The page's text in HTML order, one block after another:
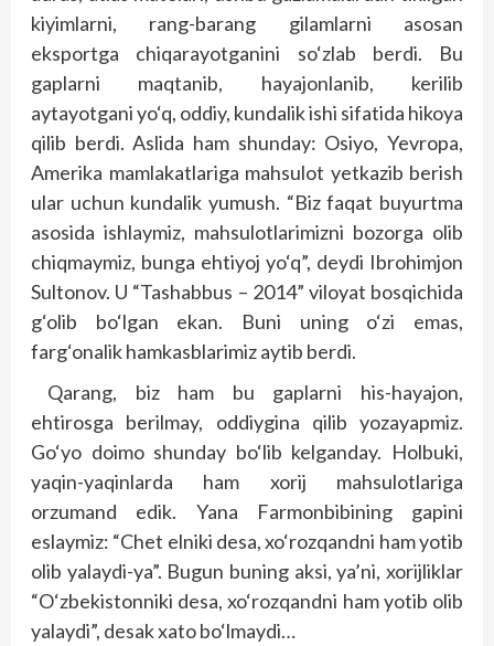
kiyimlarni, rang-barang gilamlarni asosan
eksportga chiqarayotganini so‘zlab berdi. Bu
gaplarni maqtanib, hayajonlanib, kerilib
aytayotgani yo‘q, oddiy, kundalik ishi sifatida hikoya
qilib berdi. Aslida ham shunday: Osiyo, Yevropa,
Amerika mamlakatlariga mahsulot yetkazib berish
ular uchun kundalik yumush. “Biz faqat buyurtma
asosida ishlaymiz, mahsulotlarimizni bozorga olib
chiqmaymiz, bunga ehtiyoj yo‘q”, deydi Ibrohimjon
Sultonov. U “Tashabbus – 2014” viloyat bosqichida
g‘olib bo‘lgan ekan. Buni uning o‘zi emas,
farg‘onalik hamkasblarimiz aytib berdi.
Qarang, biz ham bu gaplarni his-hayajon,
ehtirosga berilmay, oddiygina qilib yozayapmiz.
Go‘yo doimo shunday bo‘lib kelganday. Holbuki,
yaqin-yaqinlarda ham xorij mahsulotlariga
orzumand edik. Yana Farmonbibining gapini
eslaymiz: “Chet elniki desa, xo‘rozqandni ham yotib
olib yalaydi-ya”. Bugun buning aksi, ya’ni, xorijliklar
“O‘zbekistonniki desa, xo‘rozqandni ham yotib olib
yalaydi”, desak xato bo‘lmaydi…